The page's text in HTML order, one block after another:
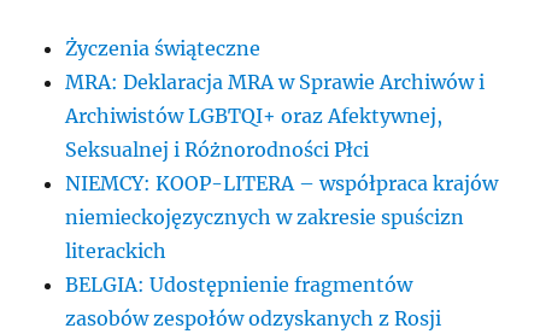
Życzenia świąteczne
MRA: Deklaracja MRA w Sprawie Archiwów i
Archiwistów LGBTQI+ oraz Afektywnej,
Seksualnej i Różnorodności Płci
NIEMCY: KOOP-LITERA – współpraca krajów
niemieckojęzycznych w zakresie spuścizn
literackich
BELGIA: Udostępnienie fragmentów
zasobów zespołów odzyskanych z Rosji